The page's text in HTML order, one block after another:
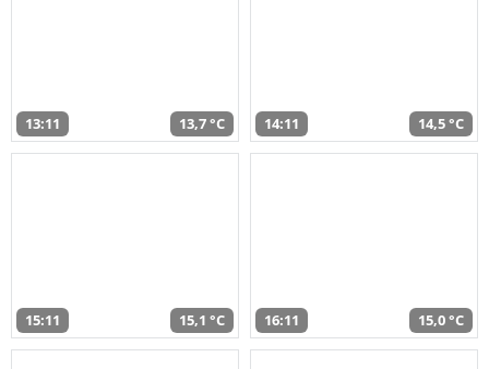
13:11 13,7 °C 14:11 14,5 °C
15:11 15,1 °C 16:11 15,0 °C